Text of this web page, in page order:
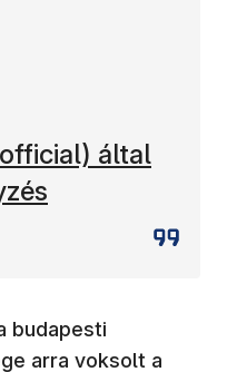
által
budapesti
arra voksolt a